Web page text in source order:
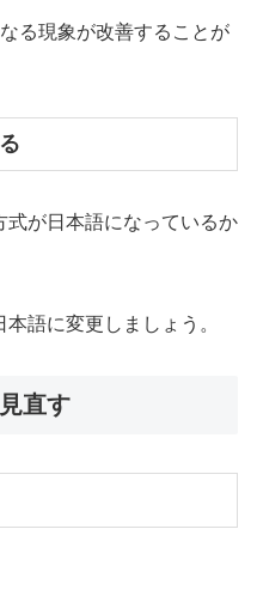
る現象が改善することが
式が日本語になっているか
語に変更しましょう。
直す